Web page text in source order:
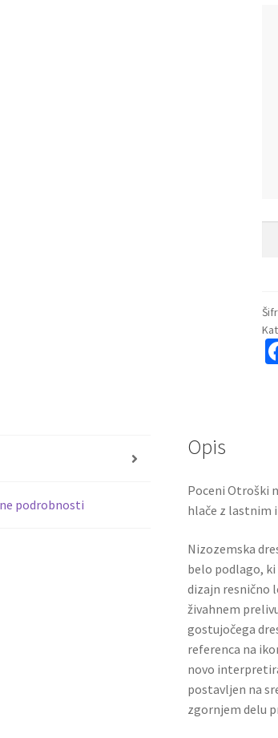
za
podrobnosti
Opis
Poceni Otroški
hlače z lastnim
Nizozemska
belo podlago, ki
dizajn resnično
živahnem
gostujočega
referenca na
novo
postavljen na
zgornjem delu